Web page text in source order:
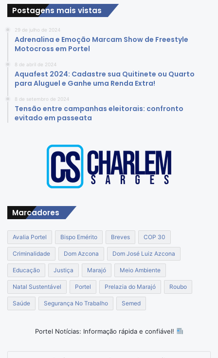
Postagens mais vistas
29 de julho de 2024
Adrenalina e Emoção Marcam Show de Freestyle
Motocross em Portel
8 de abril de 2024
Aquafest 2024: Cadastre sua Quitinete ou Quarto
para Aluguel e Ganhe uma Renda Extra!
8 de setembro de 2024
Tensão entre campanhas eleitorais: confronto
evitado em passeata
Marcadores
Avalia Portel Bispo Emérito Breves COP 30
Criminalidade Dom Azcona Dom José Luiz Azcona
Educação Justiça Marajó Meio Ambiente
Natal Sustentável Portel Prelazia do Marajó Roubo
Saúde Segurança No Trabalho Semed
Portel Notícias: Informação rápida e confiável!